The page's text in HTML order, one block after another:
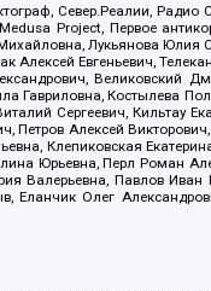
Север.Реалии, Радио
Project, Первое
Лукьянова Юлия
Евгеньевич,
Великовский
Гавриловна, Костылева
Сергеевич, Кильтау
Алексей
Клепиковская
Юрьевна, Перл Роман
Валерьевна, Павлов Иван
Олег